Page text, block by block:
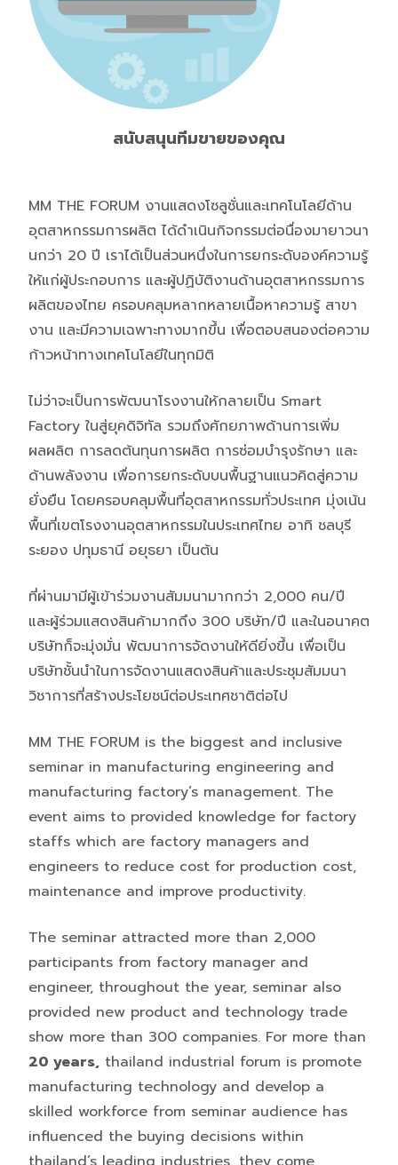
สนับสนุนทีมขายของคุณ
MM THE FORUM งานแสดงโซลูชั่นและเทคโนโลยีด้าน
อุตสาหกรรมการผลิต ได้ดำเนินกิจกรรมต่อนื่องมายาวนา
นกว่า 20 ปี เราได้เป็นส่วนหนึ่งในการยกระดับองค์ความรู้
ให้แก่ผู้ประกอบการ และผู้ปฏิบัติงานด้านอุตสาหกรรมการ
ผลิตของไทย ครอบคลุมหลากหลายเนื้อหาความรู้ สาขา
งาน และมีความเฉพาะทางมากขึ้น เพื่อตอบสนองต่อความ
ก้าวหน้าทางเทคโนโลยีในทุกมิติ
ไม่ว่าจะเป็นการพัฒนาโรงงานให้กลายเป็น Smart
Factory ในสู่ยุคดิจิทัล รวมถึงศักยภาพด้านการเพิ่ม
ผลผลิต การลดต้นทุนการผลิต การซ่อมบำรุงรักษา และ
ด้านพลังงาน เพื่อการยกระดับบนพื้นฐานแนวคิดสู่ความ
ยั่งยืน โดยครอบคลุมพื้นที่อุตสาหกรรมทั่วประเทศ มุ่งเน้น
พื้นที่เขตโรงงานอุตสาหกรรมในประเทศไทย อาทิ ชลบุรี
ระยอง ปทุมธานี อยุธยา เป็นต้น
ที่ผ่านมามีผู้เข้าร่วมงานสัมมนามากกว่า 2,000 คน/ปี
และผู้ร่วมแสดงสินค้ามากถึง 300 บริษัท/ปี และในอนาคต
บริษัทก็จะมุ่งมั่น พัฒนาการจัดงานให้ดียิ่งขึ้น เพื่อเป็น
บริษัทชั้นนำในการจัดงานแสดงสินค้าและประชุมสัมมนา
วิชาการที่สร้างประโยชน์ต่อประเทศชาติต่อไป
MM THE FORUM is the biggest and inclusive
seminar in manufacturing engineering and
manufacturing factory’s management. The
event aims to provided knowledge for factory
staffs which are factory managers and
engineers to reduce cost for production cost,
maintenance and improve productivity.
The seminar attracted more than 2,000
participants from factory manager and
engineer, throughout the year, seminar also
provided new product and technology trade
show more than 300 companies. For more than
20 years, thailand industrial forum is promote
manufacturing technology and develop a
skilled workforce from seminar audience has
influenced the buying decisions within